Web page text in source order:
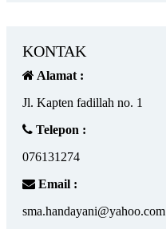
KONTAK
Alamat :
Jl. Kapten fadillah no. 1
Telepon :
076131274
Email :
sma.handayani@yahoo.com